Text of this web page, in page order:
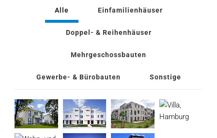
Alle Einfamilienhäuser
Doppel- & Reihenhäuser
Mehrgeschossbauten
Gewerbe- & Bürobauten Sonstige